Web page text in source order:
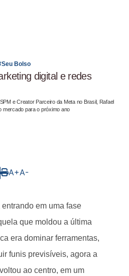
Bolso
digital e redes
e Creator Parceiro da Meta no Brasil, Rafael
mercado para o próximo ano
A+A-
em uma fase
que moldou a última
era dominar ferramentas,
funis previsíveis, agora a
ao centro, em um